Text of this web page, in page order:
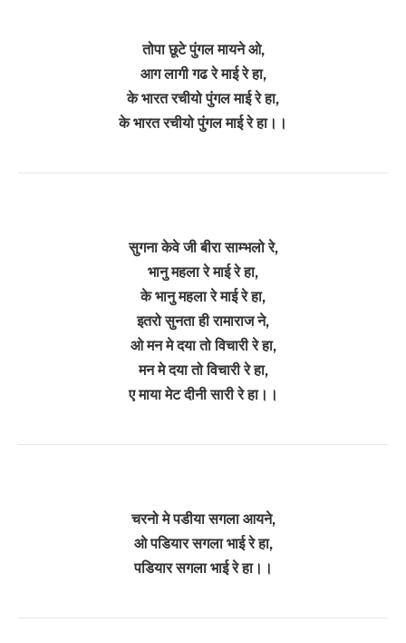
तोपा छूटे पुंगल मायने ओ,
आग लागी गढ रे माई रे हा,
के भारत रचीयो पुंगल माई रे हा,
के भारत रचीयो पुंगल माई रे हा।।
सुगना केवे जी बीरा साम्भलो रे,
भानु महला रे माई रे हा,
के भानु महला रे माई रे हा,
इतरो सुनता ही रामाराज ने,
ओ मन मे दया तो विचारी रे हा,
मन मे दया तो विचारी रे हा,
ए माया मेट दीनी सारी रे हा।।
चरनो मे पडीया सगला आयने,
ओ पडियार सगला भाई रे हा,
पडियार सगला भाई रे हा।।